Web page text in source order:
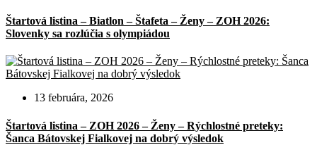
Štartová listina – Biatlon – Štafeta – Ženy – ZOH 2026:
Slovenky sa rozlúčia s olympiádou
13 februára, 2026
Štartová listina – ZOH 2026 – Ženy – Rýchlostné preteky:
Šanca Bátovskej Fialkovej na dobrý výsledok